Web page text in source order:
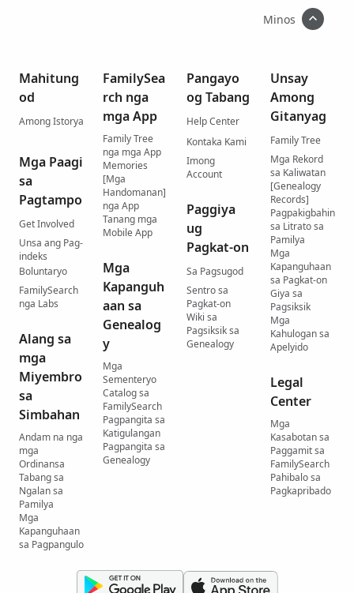
Minos
Mahitung
od
Among Istorya
Mga Paagi
sa
Pagtampo
Get Involved
Unsa ang Pag-
indeks
Boluntaryo
FamilySearch
nga Labs
Alang sa
mga
Miyembro
sa
Simbahan
Andam na nga
mga
Ordinansa
Tabang sa
Ngalan sa
Pamilya
Mga
Kapanguhaan
sa Pagpangulo
FamilySea
rch nga
mga App
Family Tree
nga mga App
Memories
[Mga
Handomanan]
nga App
Tanang mga
Mobile App
Mga
Kapanguh
aan sa
Genealog
y
Mga
Sementeryo
Catalog sa
FamilySearch
Pagpangita sa
Katigulangan
Pagpangita sa
Genealogy
Pangayo
og Tabang
Help Center
Kontaka Kami
Imong
Account
Paggiya
ug
Pagkat-on
Sa Pagsugod
Sentro sa
Pagkat-on
Wiki sa
Pagsiksik sa
Genealogy
Unsay
Among
Gitanyag
Family Tree
Mga Rekord
sa Kaliwatan
[Genealogy
Records]
Pagpakigbahin
sa Litrato sa
Pamilya
Mga
Kapanguhaan
sa Pagkat-on
Giya sa
Pagsiksik
Mga
Kahulogan sa
Apelyido
Legal
Center
Mga
Kasabotan sa
Paggamit sa
FamilySearch
Pahibalo sa
Pagkapribado